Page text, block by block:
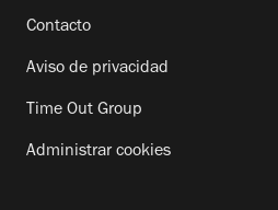
Contacto
Aviso de privacidad
Time Out Group
Administrar cookies